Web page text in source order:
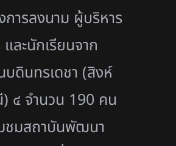
ารลงนาม ผู้บริหาร
ละนักเรียนจาก
บดินทรเดชา (สิงห์
) ๔ จำนวน 190 คน
ชมสถาบันพัฒนา